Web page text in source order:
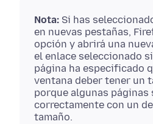
Nota: Si has
en nuevas pestañas,
opción y abrirá una
el enlace seleccionado
página ha especificado
ventana deber tener un
porque algunas páginas
correctamente con un
tamaño.